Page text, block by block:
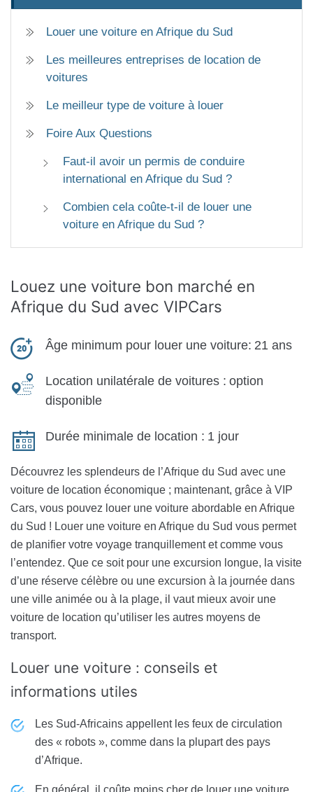
Louer une voiture en Afrique du Sud
Les meilleures entreprises de location de
voitures
Le meilleur type de voiture à louer
Foire Aux Questions
Faut-il avoir un permis de conduire
international en Afrique du Sud ?
Combien cela coûte-t-il de louer une
voiture en Afrique du Sud ?
Louez une voiture bon marché en
Afrique du Sud avec VIPCars
Âge minimum pour louer une voiture: 21 ans
Location unilatérale de voitures : option
disponible
Durée minimale de location : 1 jour
Découvrez les splendeurs de l’Afrique du Sud avec une
voiture de location économique ; maintenant, grâce à VIP
Cars, vous pouvez louer une voiture abordable en Afrique
du Sud ! Louer une voiture en Afrique du Sud vous permet
de planifier votre voyage tranquillement et comme vous
l’entendez. Que ce soit pour une excursion longue, la visite
d’une réserve célèbre ou une excursion à la journée dans
une ville animée ou à la plage, il vaut mieux avoir une
voiture de location qu’utiliser les autres moyens de
transport.
Louer une voiture : conseils et
informations utiles
Les Sud-Africains appellent les feux de circulation
des « robots », comme dans la plupart des pays
d’Afrique.